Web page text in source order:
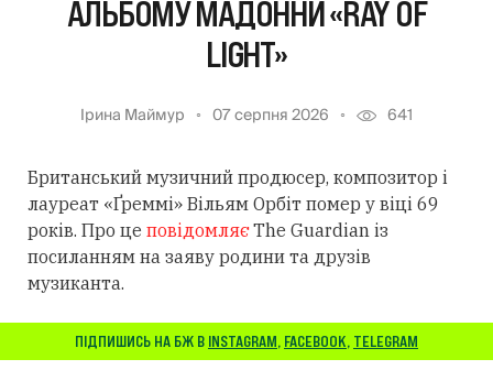
АЛЬБОМУ МАДОННИ «RAY OF
LIGHT»
Ірина Маймур 07 серпня 2026 641
Британський музичний продюсер, композитор і
лауреат «Ґреммі» Вільям Орбіт помер у віці 69
років. Про це повідомляєThe Guardian із
посиланням на заяву родини та друзів
музиканта.
ПІДПИШИСЬ НА БЖ В INSTAGRAM, FACEBOOK, TELEGRAM